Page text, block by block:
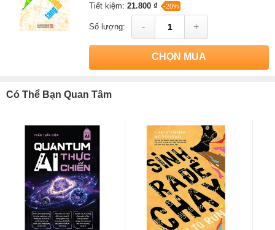
Tiết kiệm:21.800 ₫ -20%
Số lượng: - +
CHỌN MUA
Có Thể Bạn Quan Tâm